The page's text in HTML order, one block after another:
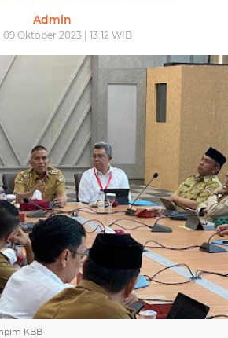
Admin
09 Oktober 2023 | 13.12 WIB
KBB